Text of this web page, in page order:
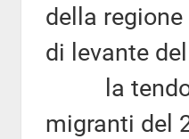
della
di levante
la
migranti del